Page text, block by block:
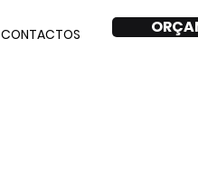
CONTACTOS